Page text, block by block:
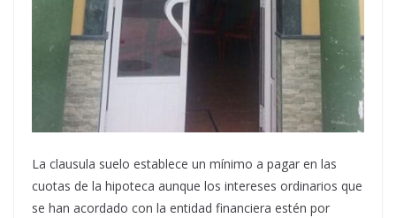
La clausula suelo establece un mínimo a pagar en las
cuotas de la hipoteca aunque los intereses ordinarios que
se han acordado con la entidad financiera estén por